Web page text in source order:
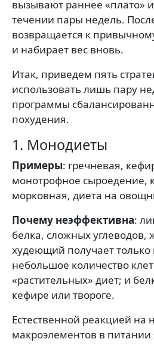
вызывают раннее «плато»
течении пары недель.
возвращается к
и набирает вес вновь.
Итак, приведем пять
использовать лишь пару
программы
похудения.
1. Монодиеты
Примеры: гречневая,
монотрофное сыроедение,
морковная, диета на
Почему неэффективна:
белка, сложных углеводов,
худеющий получает только
небольшое количество
«растительных» диет; и
кефире или твороге.
Естественной реакцией на
макроэлементов в питании